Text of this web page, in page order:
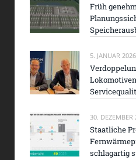
Früh
5. JANUAR 2026
30. DEZEMBER
Staatliche
schlagartig